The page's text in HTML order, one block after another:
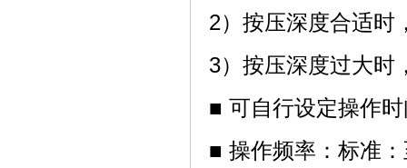
2）按压深度合适时
3）按压深度过大时
■ 可自行设定操作
■ 操作频率：标准